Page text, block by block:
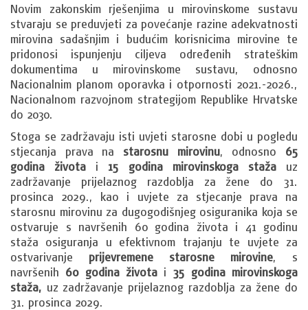
Novim zakonskim rješenjima u mirovinskome sustavu
stvaraju se preduvjeti za povećanje razine adekvatnosti
mirovina sadašnjim i budućim korisnicima mirovine te
pridonosi ispunjenju ciljeva određenih strateškim
dokumentima u mirovinskome sustavu, odnosno
Nacionalnim planom oporavka i otpornosti 2021.-2026.,
Nacionalnom razvojnom strategijom Republike Hrvatske
do 2030.
Stoga se zadržavaju isti uvjeti starosne dobi u pogledu
stjecanja prava na starosnu mirovinu, odnosno 65
godina života i 15 godina mirovinskoga stažauz
zadržavanje prijelaznog razdoblja za žene do 31.
prosinca 2029., kao i uvjete za stjecanje prava na
starosnu mirovinu za dugogodišnjeg osiguranika koja se
ostvaruje s navršenih 60 godina života i 41 godinu
staža osiguranja u efektivnom trajanju te uvjete za
ostvarivanje prijevremene starosne mirovine, s
navršenih 60 godina životai 35 godina mirovinskoga
staža, uz zadržavanje prijelaznog razdoblja za žene do
31. prosinca 2029.